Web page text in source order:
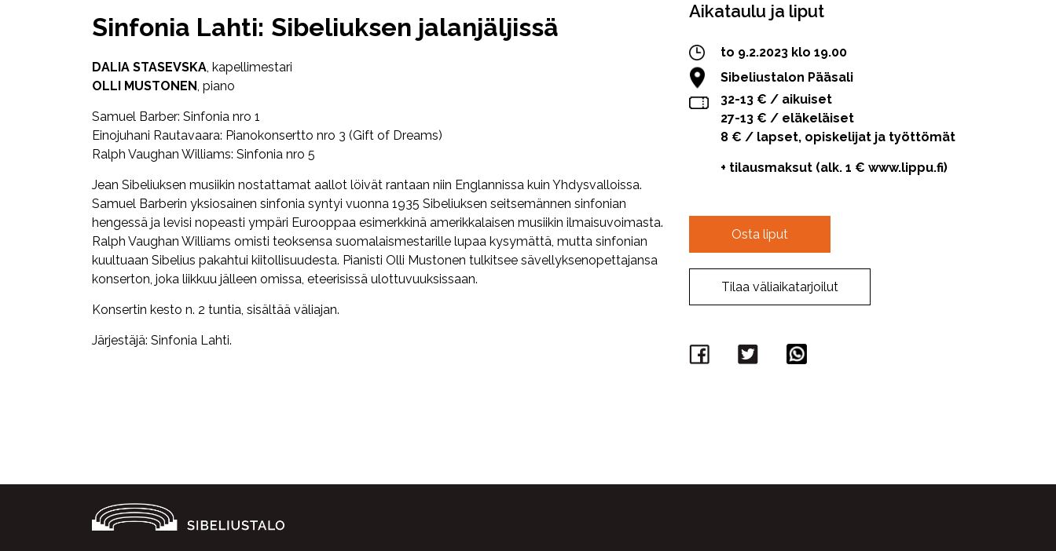
Sinfonia Lahti: Sibeliuksen jalanjäljissä
DALIA STASEVSKA, kapellimestari
OLLI MUSTONEN, piano
Samuel Barber: Sinfonia nro 1
Einojuhani Rautavaara: Pianokonsertto nro 3 (Gift of Dreams)
Ralph Vaughan Williams: Sinfonia nro 5
Jean Sibeliuksen musiikin nostattamat aallot löivät rantaan niin Englannissa kuin Yhdysvalloissa.
Samuel Barberin yksiosainen sinfonia syntyi vuonna 1935 Sibeliuksen seitsemännen sinfonian
hengessä ja levisi nopeasti ympäri Eurooppaa esimerkkinä amerikkalaisen musiikin ilmaisuvoimasta.
Ralph Vaughan Williams omisti teoksensa suomalaismestarille lupaa kysymättä, mutta sinfonian
kuultuaan Sibelius pakahtui kiitollisuudesta. Pianisti Olli Mustonen tulkitsee sävellyksenopettajansa
konserton, joka liikkuu jälleen omissa, eteerisissä ulottuvuuksissaan.
Konsertin kesto n. 2 tuntia, sisältää väliajan.
Järjestäjä: Sinfonia Lahti.
Aikataulu ja liput
to 9.2.2023 klo 19.00
Sibeliustalon Pääsali
32-13 € / aikuiset
27-13 € / eläkeläiset
8 € / lapset, opiskelijat ja työttömät
+ tilausmaksut (alk. 1 € www.lippu.fi)
Osta liput
Tilaa väliaikatarjoilut
Facebook
Twitter